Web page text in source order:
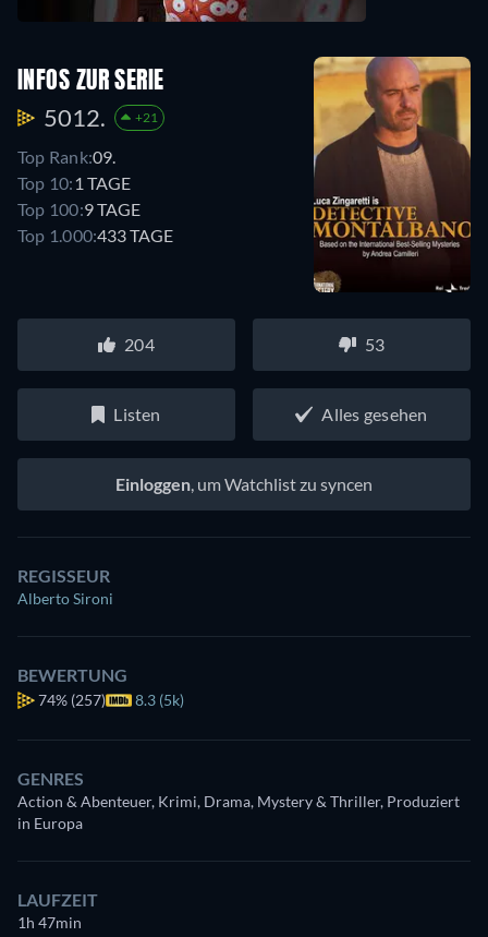
INFOS ZUR SERIE
5012. +21
Top Rank:09.
Top 10: 1 TAGE
Top 100:9 TAGE
Top 1.000:433 TAGE
204 53
Listen Alles gesehen
Einloggen , um Watchlist zu syncen
REGISSEUR
Alberto Sironi
BEWERTUNG
74% (257) 8.3 (5k)
GENRES
Action & Abenteuer, Krimi, Drama, Mystery & Thriller, Produziert
in Europa
LAUFZEIT
1h 47min